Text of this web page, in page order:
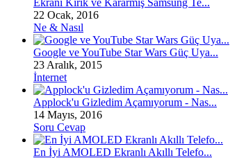
Ekranı Kırık ve Kararmış Samsung Te...
22 Ocak, 2016
Ne & Nasıl
Google ve YouTube Star Wars Güç Uya...
23 Aralık, 2015
İnternet
Applock'u Gizledim Açamıyorum - Nas...
14 Mayıs, 2016
Soru Cevap
En İyi AMOLED Ekranlı Akıllı Telefo...